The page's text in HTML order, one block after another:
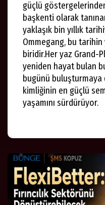
güçlü
başkenti olarak
yaklaşık bin yıllık
Ommegang, bu
biridir.Her yaz Grand-
yeniden hayat bulan
bugünü
kimliğinin en güçlü
yaşamını sürdürüyor.